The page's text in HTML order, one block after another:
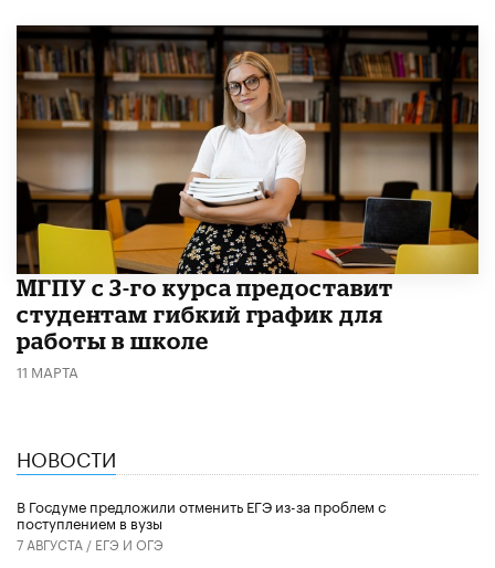
МГПУ с 3-го курса предоставит
студентам гибкий график для
работы в школе
11 МАРТА
НОВОСТИ
В Госдуме предложили отменить ЕГЭ из-за проблем с
поступлением в вузы
7 АВГУСТА / ЕГЭ И ОГЭ